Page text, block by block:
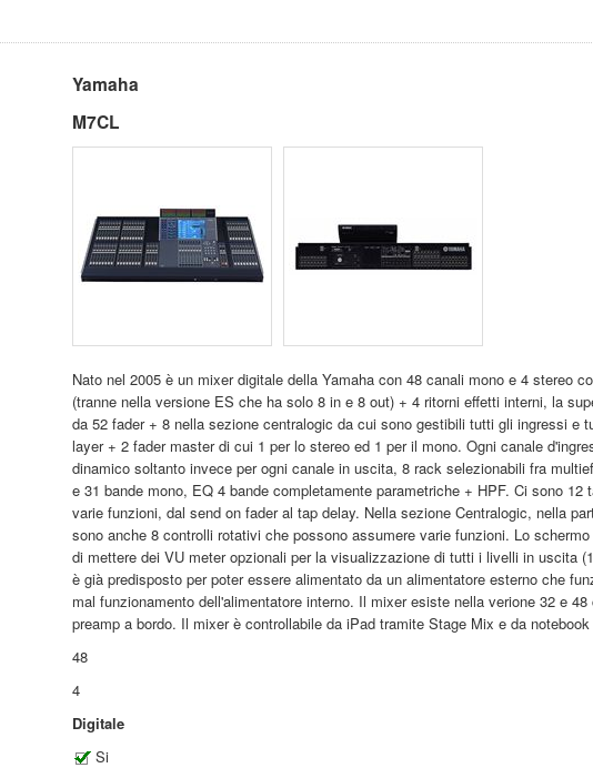
Yamaha
M7CL
Nato nel 2005 è un mixer digitale della Yamaha con 48 canali mono e 4 stereo
(tranne nella versione ES che ha solo 8 in e 8 out) + 4 ritorni effetti interni, la
da 52 fader + 8 nella sezione centralogic da cui sono gestibili tutti gli ingressi e
layer + 2 fader master di cui 1 per lo stereo ed 1 per il mono. Ogni canale
dinamico soltanto invece per ogni canale in uscita, 8 rack selezionabili fra
e 31 bande mono, EQ 4 bande completamente parametriche + HPF. Ci sono 12
varie funzioni, dal send on fader al tap delay. Nella sezione Centralogic, nella
sono anche 8 controlli rotativi che possono assumere varie funzioni. Lo
di mettere dei VU meter opzionali per la visualizzazione di tutti i livelli in uscita
è già predisposto per poter essere alimentato da un alimentatore esterno che
mal funzionamento dell'alimentatore interno. Il mixer esiste nella verione 32 e
preamp a bordo. Il mixer è controllabile da iPad tramite Stage Mix e da
48
4
Digitale
Si